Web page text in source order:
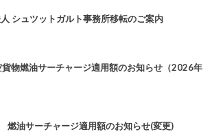
シュツットガルト事務所移転のご案内
物燃油サーチャージ適用額のお知らせ（2026年
油サーチャージ適用額のお知らせ(変更)